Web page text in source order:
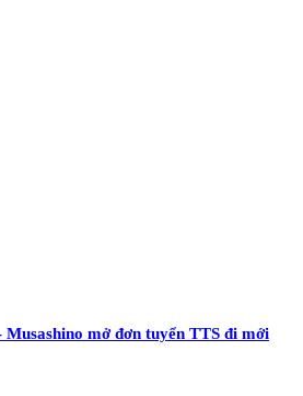
mở đơn tuyển TTS đi mới